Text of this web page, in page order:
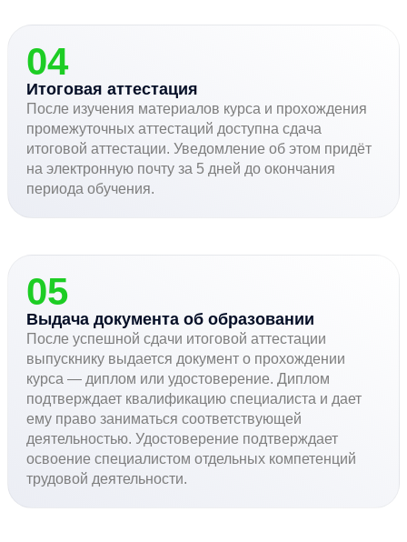
04
Итоговая аттестация
После изучения материалов курса и прохождения
промежуточных аттестаций доступна сдача
итоговой аттестации. Уведомление об этом придёт
на электронную почту за 5 дней до окончания
периода обучения.
05
Выдача документа об образовании
После успешной сдачи итоговой аттестации
выпускнику выдается документ о прохождении
курса — диплом или удостоверение. Диплом
подтверждает квалификацию специалиста и дает
ему право заниматься соответствующей
деятельностью. Удостоверение подтверждает
освоение специалистом отдельных компетенций
трудовой деятельности.